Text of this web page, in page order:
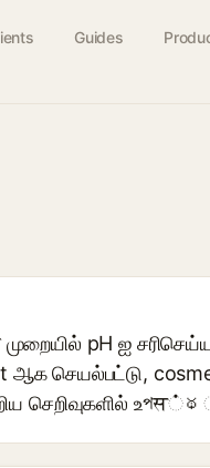
Guides
முறையில் pH ஐ
ஆக செயல்பட்டு,
செறிவுகளில்